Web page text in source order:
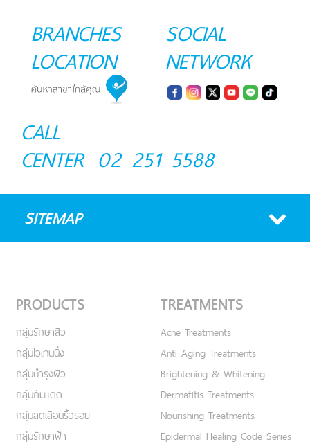
BRANCHES
LOCATION
SOCIAL
NETWORK
CALL
CENTER 02 251 5588
SITEMAP
PRODUCTS
กลุ่มรักษาสิว
กลุ่มไวเทนนิ่ง
กลุ่มบำรุงผิว
กลุ่มกันแดด
กลุ่มลดเลือนริ้วรอย
กลุ่มรักษาฝ้า
TREATMENTS
Acne Treatments
Anti Aging Treatments
Brightening & Whitening
Dermatitis Treatments
Nourishing Treatments
Epidermal Healing Code Series